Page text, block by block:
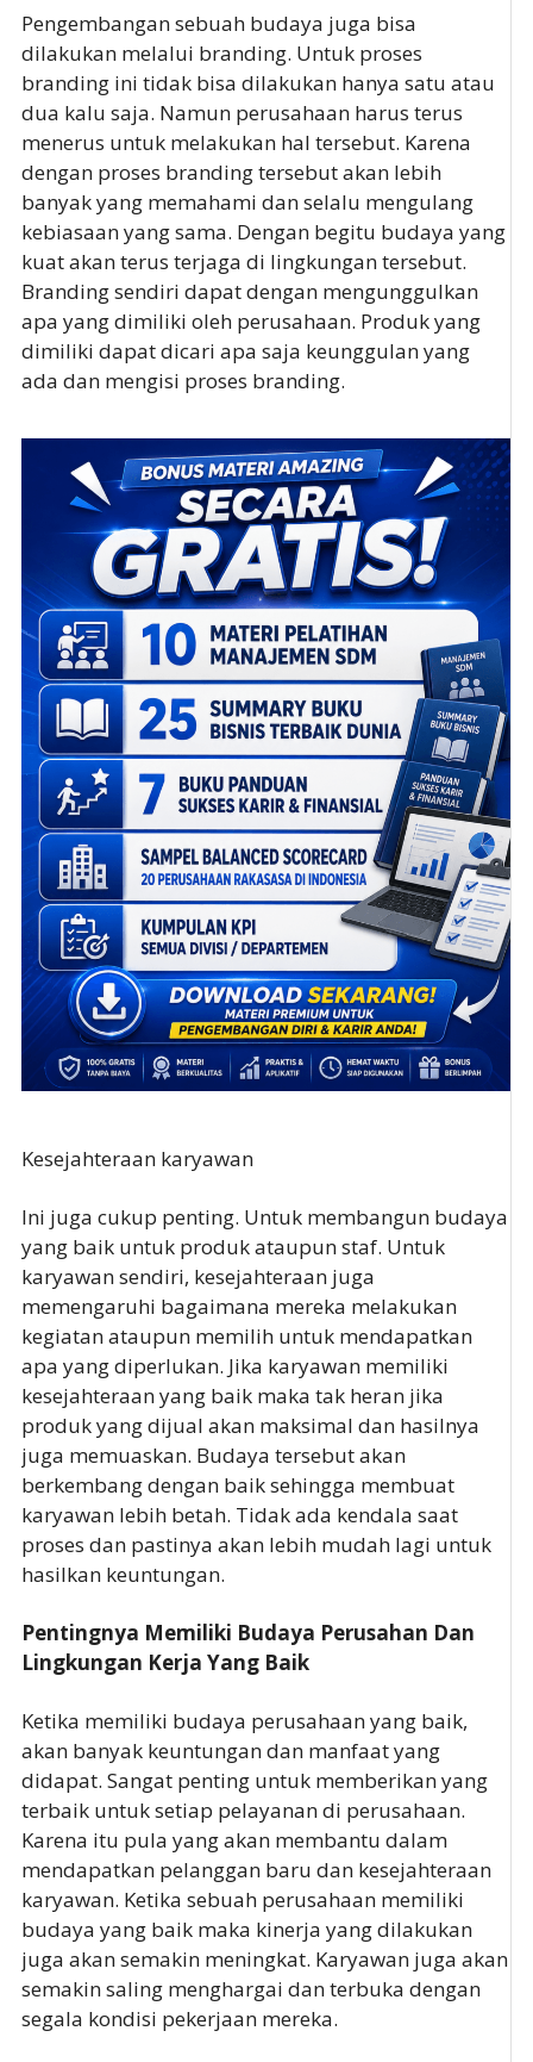
Pengembangan sebuah budaya juga bisa
dilakukan melalui branding. Untuk proses
branding ini tidak bisa dilakukan hanya satu atau
dua kalu saja. Namun perusahaan harus terus
menerus untuk melakukan hal tersebut. Karena
dengan proses branding tersebut akan lebih
banyak yang memahami dan selalu mengulang
kebiasaan yang sama. Dengan begitu budaya yang
kuat akan terus terjaga di lingkungan tersebut.
Branding sendiri dapat dengan mengunggulkan
apa yang dimiliki oleh perusahaan. Produk yang
dimiliki dapat dicari apa saja keunggulan yang
ada dan mengisi proses branding.
Kesejahteraan karyawan
Ini juga cukup penting. Untuk membangun budaya
yang baik untuk produk ataupun staf. Untuk
karyawan sendiri, kesejahteraan juga
memengaruhi bagaimana mereka melakukan
kegiatan ataupun memilih untuk mendapatkan
apa yang diperlukan. Jika karyawan memiliki
kesejahteraan yang baik maka tak heran jika
produk yang dijual akan maksimal dan hasilnya
juga memuaskan. Budaya tersebut akan
berkembang dengan baik sehingga membuat
karyawan lebih betah. Tidak ada kendala saat
proses dan pastinya akan lebih mudah lagi untuk
hasilkan keuntungan.
Pentingnya Memiliki Budaya Perusahan Dan
Lingkungan Kerja Yang Baik
Ketika memiliki budaya perusahaan yang baik,
akan banyak keuntungan dan manfaat yang
didapat. Sangat penting untuk memberikan yang
terbaik untuk setiap pelayanan di perusahaan.
Karena itu pula yang akan membantu dalam
mendapatkan pelanggan baru dan kesejahteraan
karyawan. Ketika sebuah perusahaan memiliki
budaya yang baik maka kinerja yang dilakukan
juga akan semakin meningkat. Karyawan juga akan
semakin saling menghargai dan terbuka dengan
segala kondisi pekerjaan mereka.